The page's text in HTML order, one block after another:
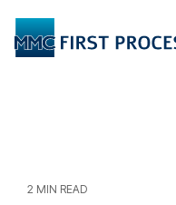
the
main
2 MIN READ